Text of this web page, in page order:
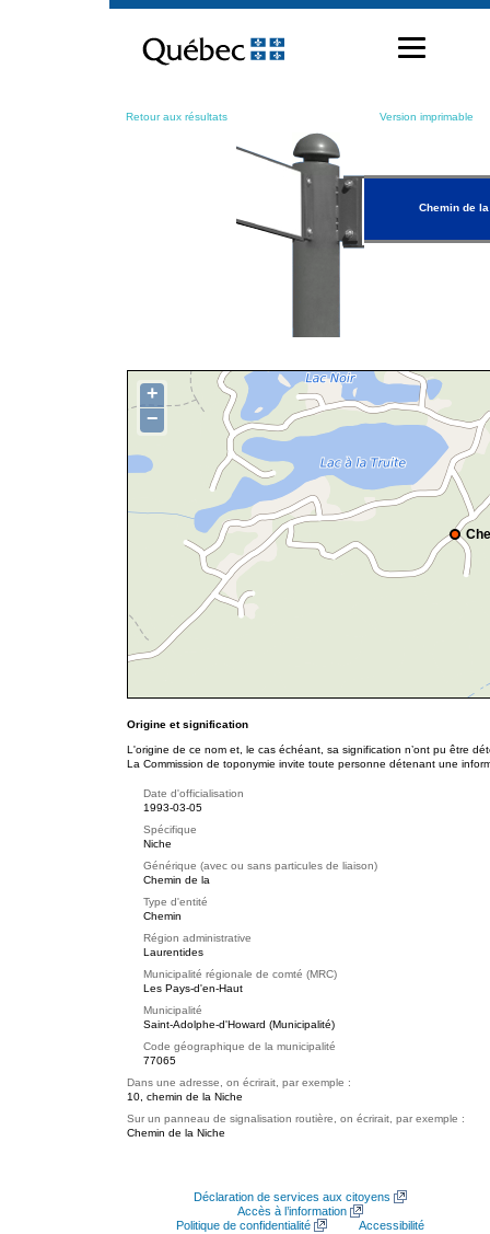
contenu
Retour aux résultats Version imprimable
Chemin de
+
−
Origine et signification
L'origine de ce nom et, le cas échéant, sa signification n’ont pu être
La Commission de toponymie invite toute personne détenant une
Date d'officialisation
1993-03-05
Spécifique
Niche
Générique (avec ou sans particules de liaison)
Chemin de la
Type d'entité
Chemin
Région administrative
Laurentides
Municipalité régionale de comté (MRC)
Les Pays-d'en-Haut
Municipalité
Saint-Adolphe-d'Howard (Municipalité)
Code géographique de la municipalité
77065
Dans une adresse, on écrirait, par exemple :
10, chemin de la Niche
Sur un panneau de signalisation routière, on écrirait, par exemple :
Chemin de la Niche
Déclaration de services aux citoyens
Accès à l’information
Politique de confidentialité
Accessibilité